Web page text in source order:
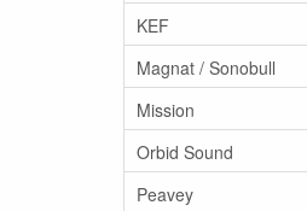
KEF
Magnat / Sonobull
Mission
Orbid Sound
Peavey